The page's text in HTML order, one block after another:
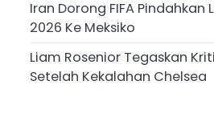
Iran Dorong FIFA Pindahkan
2026 Ke Meksiko
Liam Rosenior Tegaskan
Setelah Kekalahan Chelsea